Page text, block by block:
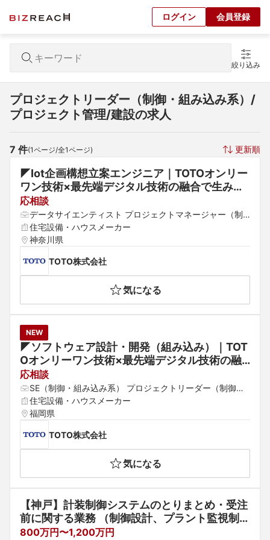
ログイン 会員登録
絞り込み
プロジェクトリーダー（制御・組み込み系）/
プロジェクト管理/建設の求人
7 件(1ページ/全1ページ) 更新順
◤Iot企画構想立案エンジニア｜TOTOオンリー
ワン技術×最先端デジタル技術の融合で生み出
す新たな価値の提供◢ 水まわりを通じて「ウェ
ルネス空間」を創造するプライム上場企業
応相談
データサイエンティスト プロジェクトマネージャー（制
御・組み込み系） プロジェクトリーダー（制御・組み込
み系）
住宅設備・ハウスメーカー
神奈川県
TOTO株式会社
気になる
NEW
◤ソフトウェア設計・開発（組み込み）｜TOT
Oオンリーワン技術×最先端デジタル技術の融
合で生み出す新たな価値の提供◢ 水まわりを通
じて「ウェルネス空間」を創造するプライム上
場企業
応相談
SE（制御・組み込み系） プロジェクトリーダー（制御・
組み込み系） 電気・電子制御設計
住宅設備・ハウスメーカー
福岡県
TOTO株式会社
気になる
【神戸】計装制御システムのとりまとめ・受注
前に関する業務 （制御設計、プラント監視制御
計算機システム、制御装置、DCS・SCADA）
800万円〜1,200万円